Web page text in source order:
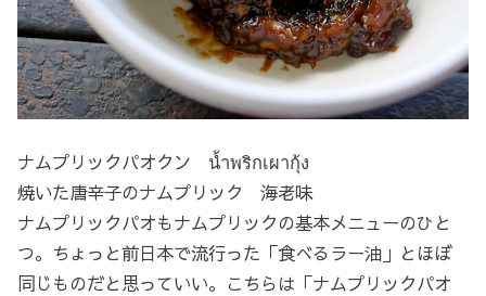
ナムプリックパオクン น้ำพริกเผากุ้ง
焼いた唐辛子のナムプリック 海老味
ナムプリックパオもナムプリックの基本メニューのひと
つ。ちょっと前日本で流行った「食べるラー油」とほぼ
同じものだと思っていい。こちらは「ナムプリックパオ